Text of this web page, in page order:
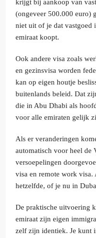
krijgt bij aankoop van
(ongeveer 500.000 euro)
niet uit of je dat vastgoed
emiraat koopt.
Ook andere visa zoals
en gezinsvisa worden
kan op eigen houtje
buitenlands beleid. Dat
die in Abu Dhabi als
voor alle emiraten gelijk
Als er veranderingen
automatisch voor heel de
versoepelingen
visa en remote work
hetzelfde, of je nu in
De praktische uitvoering
emiraat zijn eigen
zelf zijn identiek. Je kunt